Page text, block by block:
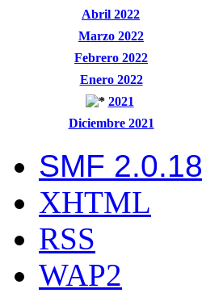
Abril 2022
Marzo 2022
Febrero 2022
Enero 2022
2021
Diciembre 2021
SMF 2.0.18
XHTML
RSS
WAP2